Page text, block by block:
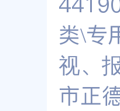
类\专
视、
市正